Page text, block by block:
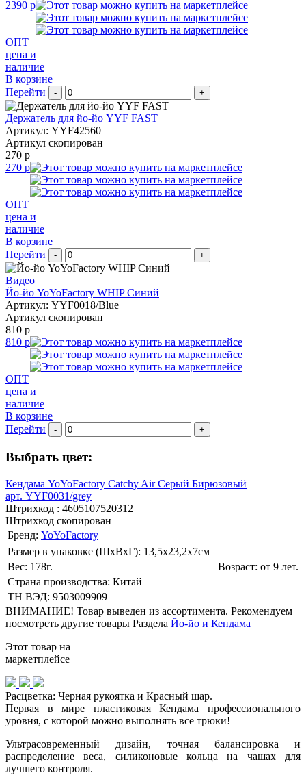
2390 р
ОПТ
цена и
наличие
В корзине
Перейти
- +
Держатель для йо-йо YYF FAST
Артикул: YYF42560
Артикул скопирован
270 р
270 р
ОПТ
цена и
наличие
В корзине
Перейти
- +
Видео
Йо-йо YoYoFactory WHIP Синий
Артикул: YYF0018/Blue
Артикул скопирован
810 р
810 р
ОПТ
цена и
наличие
В корзине
Перейти
- +
Выбрать цвет:
Кендама YoYoFactory Catchy Air Серый Бирюзовый
арт. YYF0031/grey
Штрихкод : 4605107520312
Штрихкод скопирован
Бренд: YoYoFactory
Размер в упаковке (ШхВxГ): 13,5х23,2х7cм
Вес: 178г.
Возраст: от 9 лет.
Страна производства: Китай
ТН ВЭД: 9503009909
ВНИМАНИЕ! Товар выведен из ассортимента. Рекомендуем
посмотреть другие товары Раздела Йо-йо и Кендама
Этот товар на
маркетплейсе
Расцветка: Черная рукоятка и Красный шар.
Первая в мире пластиковая Кендама профессионального
уровня, с которой можно выполнять все трюки!
Ультрасовременный дизайн, точная балансировка и
распределение веса, силиконовые кольца на чашах для
лучшего контроля.